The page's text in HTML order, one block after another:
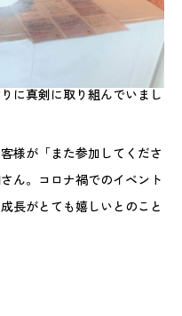
に真剣に取り組んでいまし
様が「また参加してくださ
ん。コロナ禍でのイベント
長がとても嬉しいとのこと